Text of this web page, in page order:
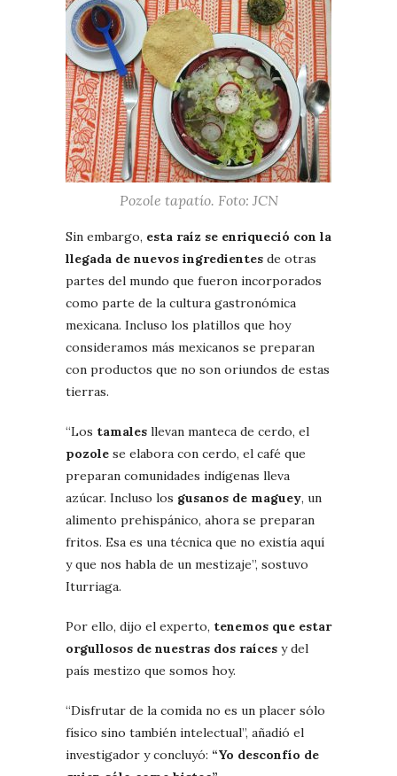
Pozole tapatío. Foto: JCN
Sin embargo, esta raíz se enriqueció con la
llegada de nuevos ingredientes de otras
partes del mundo que fueron incorporados
como parte de la cultura gastronómica
mexicana. Incluso los platillos que hoy
consideramos más mexicanos se preparan
con productos que no son oriundos de estas
tierras.
“Los tamales llevan manteca de cerdo, el
pozole se elabora con cerdo, el café que
preparan comunidades indígenas lleva
azúcar. Incluso los gusanos de maguey, un
alimento prehispánico, ahora se preparan
fritos. Esa es una técnica que no existía aquí
y que nos habla de un mestizaje”, sostuvo
Iturriaga.
Por ello, dijo el experto, tenemos que estar
orgullosos de nuestras dos raíces y del
país mestizo que somos hoy.
“Disfrutar de la comida no es un placer sólo
físico sino también intelectual”, añadió el
investigador y concluyó: “Yo desconfío de